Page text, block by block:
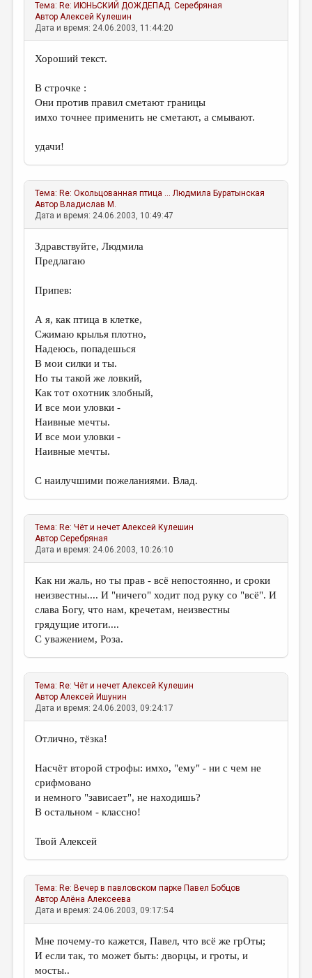
Тема: Re: ИЮНЬСКИЙ ДОЖДЕПАД. Серебряная
АвторАлексей Кулешин
Дата и время: 24.06.2003, 11:44:20
Хороший текст.
В строчке :
Они против правил сметают границы
имхо точнее применить не сметают, а смывают.
удачи!
Тема: Re: Окольцованная птица ... Людмила Буратынская
Автор Владислав М.
Дата и время: 24.06.2003, 10:49:47
Здравствуйте, Людмила
Предлагаю
Припев:
А я, как птица в клетке,
Сжимаю крылья плотно,
Надеюсь, попадешься
В мои силки и ты.
Но ты такой же ловкий,
Как тот охотник злобный,
И все мои уловки -
Наивные мечты.
И все мои уловки -
Наивные мечты.
С наилучшими пожеланиями. Влад.
Тема: Re: Чёт и нечет Алексей Кулешин
АвторСеребряная
Дата и время: 24.06.2003, 10:26:10
Как ни жаль, но ты прав - всё непостоянно, и сроки
неизвестны.... И "ничего" ходит под руку со "всё". И
слава Богу, что нам, кречетам, неизвестны
грядущие итоги....
С уважением, Роза.
Тема: Re: Чёт и нечет Алексей Кулешин
АвторАлексей Ишунин
Дата и время: 24.06.2003, 09:24:17
Отлично, тёзка!
Насчёт второй строфы: имхо, "ему" - ни с чем не
срифмовано
и немного "зависает", не находишь?
В остальном - классно!
Твой Алексей
Тема: Re: Вечер в павловском парке Павел Бобцов
АвторАлёна Алексеева
Дата и время: 24.06.2003, 09:17:54
Мне почему-то кажется, Павел, что всё же грОты;
И если так, то может быть: дворцы, и гроты, и
мосты..